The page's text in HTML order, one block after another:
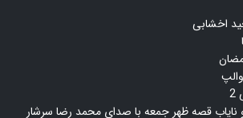
نایاب قصه ظهر جمعه با صدای محمد رضا سرشار